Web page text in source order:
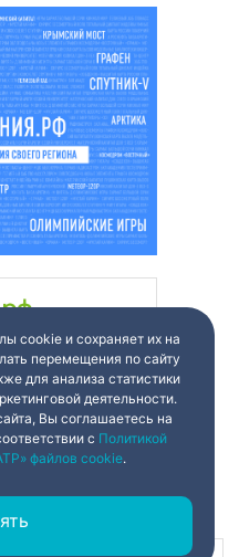
cookie и сохраняет их на
перемещения по сайту
для анализа статистики
деятельности.
Вы соглашаетесь на
с Политикой
файлов cookie.